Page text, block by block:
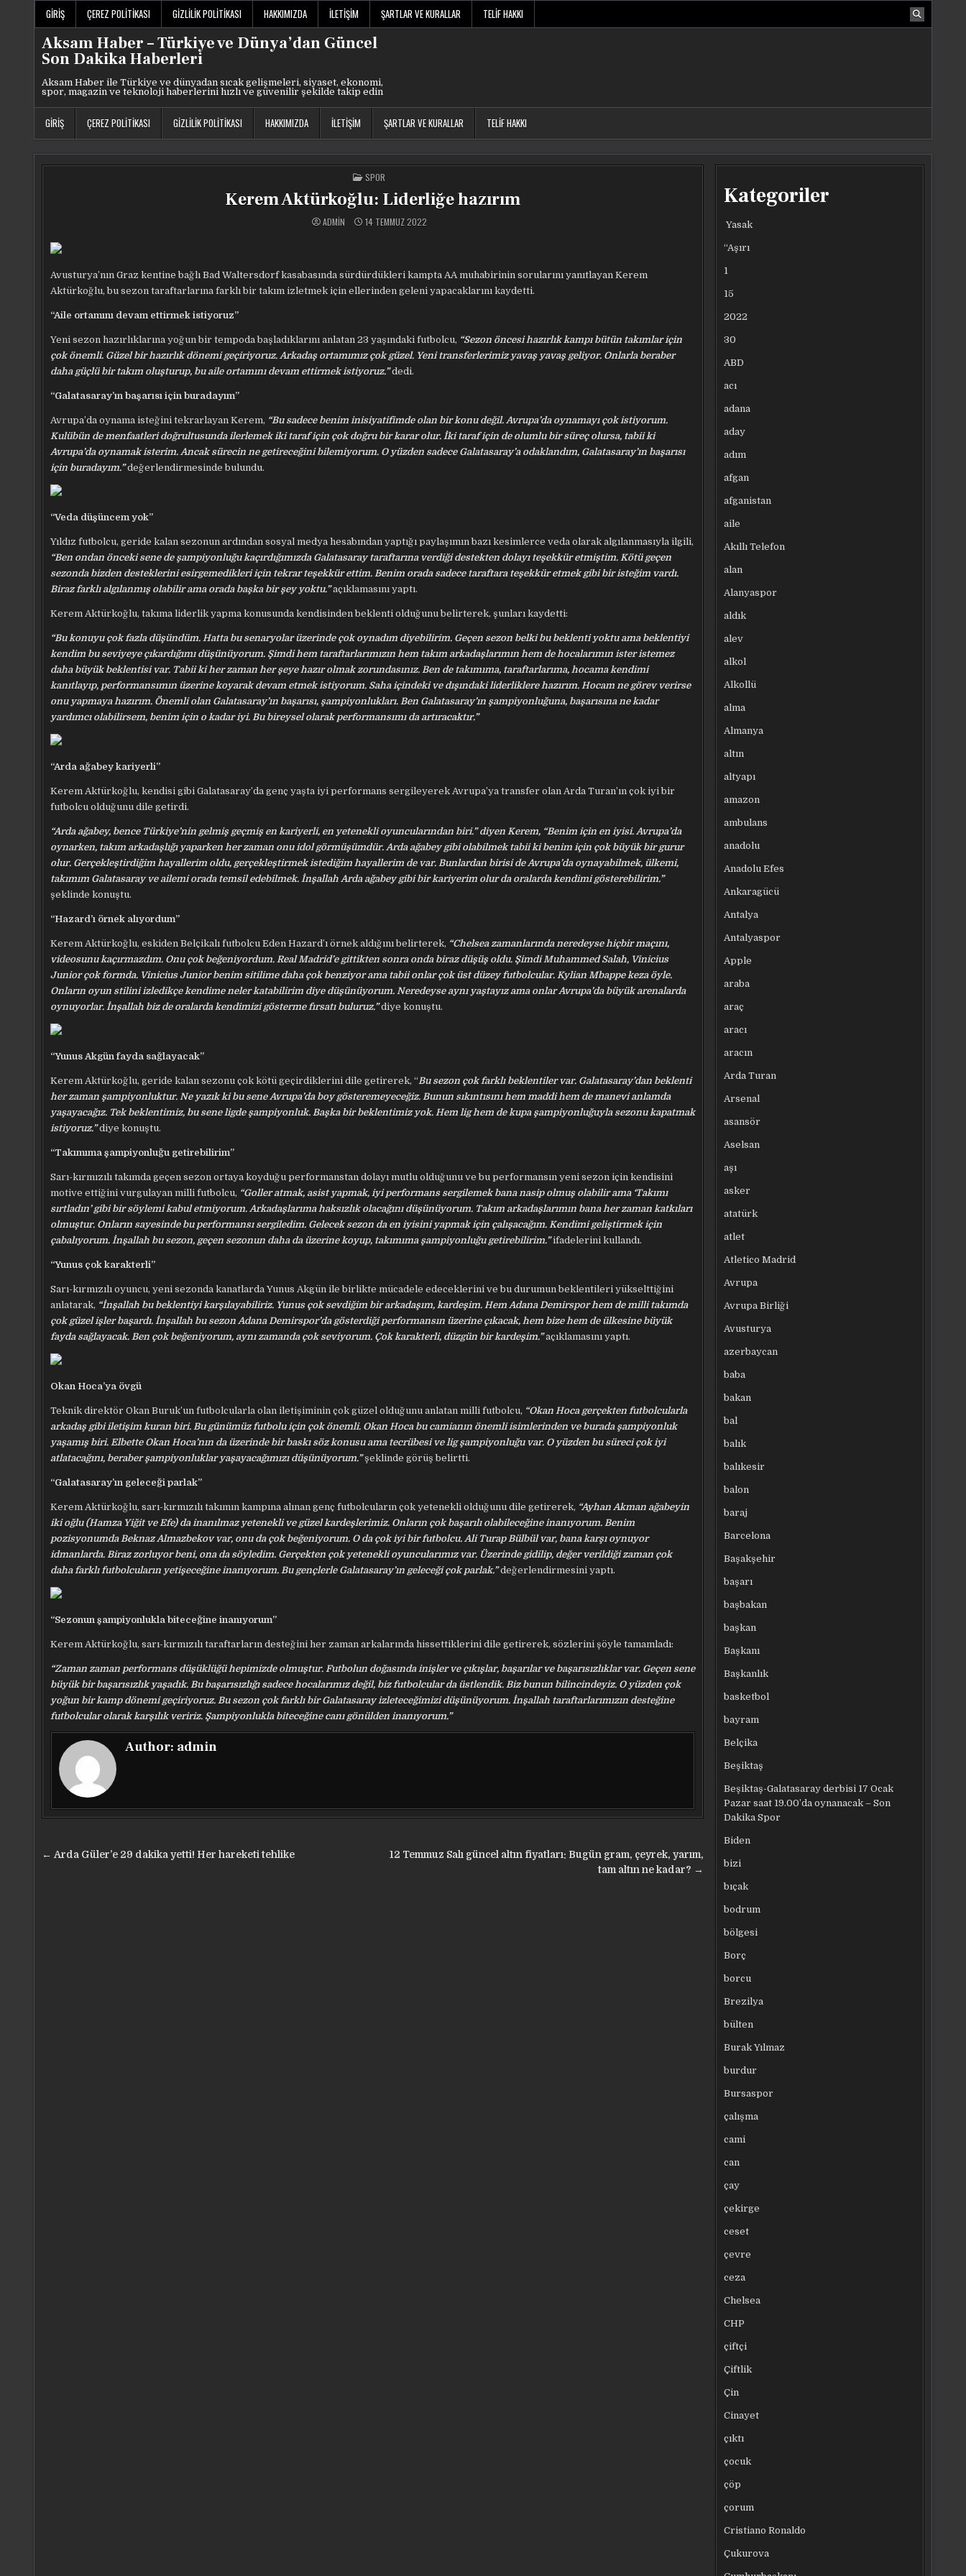
GIRIŞ ÇEREZ POLITIKASI GIZLILIK POLITIKASI HAKKIMIZDA İLETIŞIM ŞARTLAR VE KURALLAR TELIF HAKKI
Aksam Haber – Türkiye ve Dünya’dan Güncel
Son Dakika Haberleri
Aksam Haber ile Türkiye ve dünyadan sıcak gelişmeleri, siyaset, ekonomi,
spor, magazin ve teknoloji haberlerini hızlı ve güvenilir şekilde takip edin
GIRIŞ ÇEREZ POLITIKASI GIZLILIK POLITIKASI HAKKIMIZDA İLETIŞIM ŞARTLAR VE KURALLAR TELIF HAKKI
POSTED
IN
SPOR
Kerem Aktürkoğlu: Liderliğe hazırım
ADMIN 14 TEMMUZ 2022
Avusturya’nın Graz kentine bağlı Bad Waltersdorf kasabasında sürdürdükleri kampta AA muhabirinin sorularını yanıtlayan Kerem
Aktürkoğlu, bu sezon taraftarlarına farklı bir takım izletmek için ellerinden geleni yapacaklarını kaydetti.
“Aile ortamını devam ettirmek istiyoruz”
Yeni sezon hazırlıklarına yoğun bir tempoda başladıklarını anlatan 23 yaşındaki futbolcu, “Sezon öncesi hazırlık kampı bütün takımlar için
çok önemli. Güzel bir hazırlık dönemi geçiriyoruz. Arkadaş ortamımız çok güzel. Yeni transferlerimiz yavaş yavaş geliyor. Onlarla beraber
daha güçlü bir takım oluşturup, bu aile ortamını devam ettirmek istiyoruz.”dedi.
“Galatasaray’ın başarısı için buradayım”
Avrupa’da oynama isteğini tekrarlayan Kerem, “Bu sadece benim inisiyatifimde olan bir konu değil. Avrupa’da oynamayı çok istiyorum.
Kulübün de menfaatleri doğrultusunda ilerlemek iki taraf için çok doğru bir karar olur. İki taraf için de olumlu bir süreç olursa, tabii ki
Avrupa’da oynamak isterim. Ancak sürecin ne getireceğini bilemiyorum. O yüzden sadece Galatasaray’a odaklandım, Galatasaray’ın başarısı
için buradayım.”değerlendirmesinde bulundu.
“Veda düşüncem yok”
Yıldız futbolcu, geride kalan sezonun ardından sosyal medya hesabından yaptığı paylaşımın bazı kesimlerce veda olarak algılanmasıyla ilgili,
“Ben ondan önceki sene de şampiyonluğu kaçırdığımızda Galatasaray taraftarına verdiği destekten dolayı teşekkür etmiştim. Kötü geçen
sezonda bizden desteklerini esirgemedikleri için tekrar teşekkür ettim. Benim orada sadece taraftara teşekkür etmek gibi bir isteğim vardı.
Biraz farklı algılanmış olabilir ama orada başka bir şey yoktu.”açıklamasını yaptı.
Kerem Aktürkoğlu, takıma liderlik yapma konusunda kendisinden beklenti olduğunu belirterek, şunları kaydetti:
“Bu konuyu çok fazla düşündüm. Hatta bu senaryolar üzerinde çok oynadım diyebilirim. Geçen sezon belki bu beklenti yoktu ama beklentiyi
kendim bu seviyeye çıkardığımı düşünüyorum. Şimdi hem taraftarlarımızın hem takım arkadaşlarımın hem de hocalarımın ister istemez
daha büyük beklentisi var. Tabii ki her zaman her şeye hazır olmak zorundasınız. Ben de takımıma, taraftarlarıma, hocama kendimi
kanıtlayıp, performansımın üzerine koyarak devam etmek istiyorum. Saha içindeki ve dışındaki liderliklere hazırım. Hocam ne görev verirse
onu yapmaya hazırım. Önemli olan Galatasaray’ın başarısı, şampiyonlukları. Ben Galatasaray’ın şampiyonluğuna, başarısına ne kadar
yardımcı olabilirsem, benim için o kadar iyi. Bu bireysel olarak performansımı da artıracaktır.”
“Arda ağabey kariyerli”
Kerem Aktürkoğlu, kendisi gibi Galatasaray’da genç yaşta iyi performans sergileyerek Avrupa’ya transfer olan Arda Turan’ın çok iyi bir
futbolcu olduğunu dile getirdi.
“Arda ağabey, bence Türkiye’nin gelmiş geçmiş en kariyerli, en yetenekli oyuncularından biri.” diyen Kerem, “Benim için en iyisi. Avrupa’da
oynarken, takım arkadaşlığı yaparken her zaman onu idol görmüşümdür. Arda ağabey gibi olabilmek tabii ki benim için çok büyük bir gurur
olur. Gerçekleştirdiğim hayallerim oldu, gerçekleştirmek istediğim hayallerim de var. Bunlardan birisi de Avrupa’da oynayabilmek, ülkemi,
takımım Galatasaray ve ailemi orada temsil edebilmek. İnşallah Arda ağabey gibi bir kariyerim olur da oralarda kendimi gösterebilirim.”
şeklinde konuştu.
“Hazard’ı örnek alıyordum”
Kerem Aktürkoğlu, eskiden Belçikalı futbolcu Eden Hazard’ı örnek aldığını belirterek, “Chelsea zamanlarında neredeyse hiçbir maçını,
videosunu kaçırmazdım. Onu çok beğeniyordum. Real Madrid’e gittikten sonra onda biraz düşüş oldu. Şimdi Muhammed Salah, Vinicius
Junior çok formda. Vinicius Junior benim sitilime daha çok benziyor ama tabii onlar çok üst düzey futbolcular. Kylian Mbappe keza öyle.
Onların oyun stilini izledikçe kendime neler katabilirim diye düşünüyorum. Neredeyse aynı yaştayız ama onlar Avrupa’da büyük arenalarda
oynuyorlar. İnşallah biz de oralarda kendimizi gösterme fırsatı buluruz.”diye konuştu.
“Yunus Akgün fayda sağlayacak”
Kerem Aktürkoğlu, geride kalan sezonu çok kötü geçirdiklerini dile getirerek, “Bu sezon çok farklı beklentiler var. Galatasaray’dan beklenti
her zaman şampiyonluktur. Ne yazık ki bu sene Avrupa’da boy gösteremeyeceğiz. Bunun sıkıntısını hem maddi hem de manevi anlamda
yaşayacağız. Tek beklentimiz, bu sene ligde şampiyonluk. Başka bir beklentimiz yok. Hem lig hem de kupa şampiyonluğuyla sezonu kapatmak
istiyoruz.”diye konuştu.
“Takımıma şampiyonluğu getirebilirim”
Sarı-kırmızılı takımda geçen sezon ortaya koyduğu performanstan dolayı mutlu olduğunu ve bu performansın yeni sezon için kendisini
motive ettiğini vurgulayan milli futbolcu, “Goller atmak, asist yapmak, iyi performans sergilemek bana nasip olmuş olabilir ama ‘Takımı
sırtladın’ gibi bir söylemi kabul etmiyorum. Arkadaşlarıma haksızlık olacağını düşünüyorum. Takım arkadaşlarımın bana her zaman katkıları
olmuştur. Onların sayesinde bu performansı sergiledim. Gelecek sezon da en iyisini yapmak için çalışacağım. Kendimi geliştirmek için
çabalıyorum. İnşallah bu sezon, geçen sezonun daha da üzerine koyup, takımıma şampiyonluğu getirebilirim.”ifadelerini kullandı.
“Yunus çok karakterli”
Sarı-kırmızılı oyuncu, yeni sezonda kanatlarda Yunus Akgün ile birlikte mücadele edeceklerini ve bu durumun beklentileri yükselttiğini
anlatarak, “İnşallah bu beklentiyi karşılayabiliriz. Yunus çok sevdiğim bir arkadaşım, kardeşim. Hem Adana Demirspor hem de milli takımda
çok güzel işler başardı. İnşallah bu sezon Adana Demirspor’da gösterdiği performansın üzerine çıkacak, hem bize hem de ülkesine büyük
fayda sağlayacak. Ben çok beğeniyorum, aynı zamanda çok seviyorum. Çok karakterli, düzgün bir kardeşim.”açıklamasını yaptı.
Okan Hoca’ya övgü
Teknik direktör Okan Buruk’un futbolcularla olan iletişiminin çok güzel olduğunu anlatan milli futbolcu, “Okan Hoca gerçekten futbolcularla
arkadaş gibi iletişim kuran biri. Bu günümüz futbolu için çok önemli. Okan Hoca bu camianın önemli isimlerinden ve burada şampiyonluk
yaşamış biri. Elbette Okan Hoca’nın da üzerinde bir baskı söz konusu ama tecrübesi ve lig şampiyonluğu var. O yüzden bu süreci çok iyi
atlatacağını, beraber şampiyonluklar yaşayacağımızı düşünüyorum.”şeklinde görüş belirtti.
“Galatasaray’ın geleceği parlak”
Kerem Aktürkoğlu, sarı-kırmızılı takımın kampına alınan genç futbolcuların çok yetenekli olduğunu dile getirerek, “Ayhan Akman ağabeyin
iki oğlu (Hamza Yiğit ve Efe) da inanılmaz yetenekli ve güzel kardeşlerimiz. Onların çok başarılı olabileceğine inanıyorum. Benim
pozisyonumda Beknaz Almazbekov var, onu da çok beğeniyorum. O da çok iyi bir futbolcu. Ali Turap Bülbül var, bana karşı oynuyor
idmanlarda. Biraz zorluyor beni, ona da söyledim. Gerçekten çok yetenekli oyuncularımız var. Üzerinde gidilip, değer verildiği zaman çok
daha farklı futbolcuların yetişeceğine inanıyorum. Bu gençlerle Galatasaray’ın geleceği çok parlak.”değerlendirmesini yaptı.
“Sezonun şampiyonlukla biteceğine inanıyorum”
Kerem Aktürkoğlu, sarı-kırmızılı taraftarların desteğini her zaman arkalarında hissettiklerini dile getirerek, sözlerini şöyle tamamladı:
“Zaman zaman performans düşüklüğü hepimizde olmuştur. Futbolun doğasında inişler ve çıkışlar, başarılar ve başarısızlıklar var. Geçen sene
büyük bir başarısızlık yaşadık. Bu başarısızlığı sadece hocalarımız değil, biz futbolcular da üstlendik. Biz bunun bilincindeyiz. O yüzden çok
yoğun bir kamp dönemi geçiriyoruz. Bu sezon çok farklı bir Galatasaray izleteceğimizi düşünüyorum. İnşallah taraftarlarımızın desteğine
futbolcular olarak karşılık veririz. Şampiyonlukla biteceğine canı gönülden inanıyorum.”
Author: admin
Yazı
12 Temmuz Salı güncel altın fiyatları: Bugün gram, çeyrek, yarım,
tam altın ne kadar? →
← Arda Güler’e 29 dakika yetti! Her hareketi tehlike
Kategoriler
Yasak
“Aşırı
1
15
2022
30
ABD
acı
adana
aday
adım
afgan
afganistan
aile
Akıllı Telefon
alan
Alanyaspor
aldık
alev
alkol
Alkollü
alma
Almanya
altın
altyapı
amazon
ambulans
anadolu
Anadolu Efes
Ankaragücü
Antalya
Antalyaspor
Apple
araba
araç
aracı
aracın
Arda Turan
Arsenal
asansör
Aselsan
aşı
asker
atatürk
atlet
Atletico Madrid
Avrupa
Avrupa Birliği
Avusturya
azerbaycan
baba
bakan
bal
balık
balıkesir
balon
baraj
Barcelona
Başakşehir
başarı
başbakan
başkan
Başkanı
Başkanlık
basketbol
bayram
Belçika
Beşiktaş
Beşiktaş-Galatasaray derbisi 17 Ocak
Pazar saat 19.00’da oynanacak – Son
Dakika Spor
Biden
bizi
bıçak
bodrum
bölgesi
Borç
borcu
Brezilya
bülten
Burak Yılmaz
burdur
Bursaspor
çalışma
cami
can
çay
çekirge
ceset
çevre
ceza
Chelsea
CHP
çiftçi
Çiftlik
Çin
Cinayet
çıktı
çocuk
çöp
çorum
Cristiano Ronaldo
Çukurova